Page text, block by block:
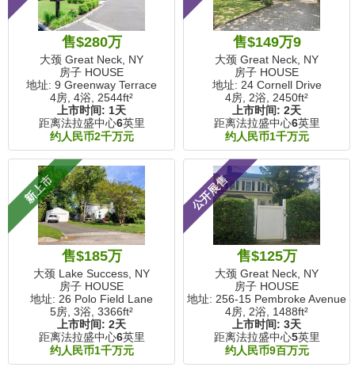
售$280万
大颈 Great Neck, NY
房子 HOUSE
地址: 9 Greenway Terrace
4房, 4浴, 2544ft²
上市时间: 1天
距离法拉盛中心6英里
约人民币2千万元
售$149万9
大颈 Great Neck, NY
房子 HOUSE
地址: 24 Cornell Drive
4房, 2浴, 2450ft²
上市时间: 2天
距离法拉盛中心6英里
约人民币1千万元
新上市
售$185万
大颈 Lake Success, NY
房子 HOUSE
地址: 26 Polo Field Lane
5房, 3浴, 3366ft²
上市时间: 2天
距离法拉盛中心6英里
约人民币1千万元
公开展售
售$125万
大颈 Great Neck, NY
房子 HOUSE
地址: 256-15 Pembroke Avenue
4房, 2浴, 1488ft²
上市时间: 3天
距离法拉盛中心5英里
约人民币9百万元